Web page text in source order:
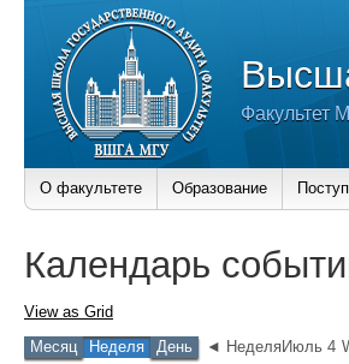
Факультет
О факультете Образование
Календарь
View as Grid
Месяц
Неделя День ◄ НеделяИюль 4